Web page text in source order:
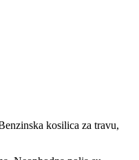
kosilica za travu,